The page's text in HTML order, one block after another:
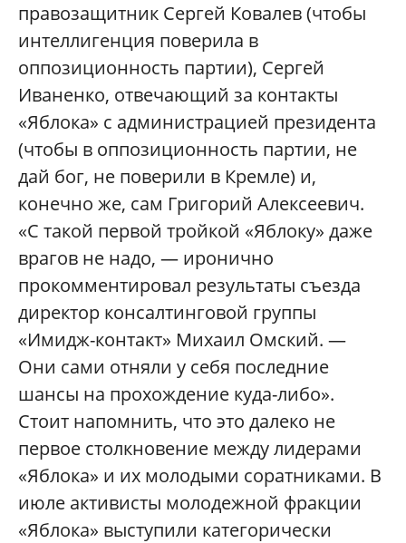
правозащитник Сергей Ковалев (чтобы
интеллигенция поверила в
оппозиционность партии), Сергей
Иваненко, отвечающий за контакты
«Яблока» с администрацией президента
(чтобы в оппозиционность партии, не
дай бог, не поверили в Кремле) и,
конечно же, сам Григорий Алексеевич.
«С такой первой тройкой «Яблоку» даже
врагов не надо, — иронично
прокомментировал результаты съезда
директор консалтинговой группы
«Имидж-контакт» Михаил Омский. —
Они сами отняли у себя последние
шансы на прохождение куда-либо».
Стоит напомнить, что это далеко не
первое столкновение между лидерами
«Яблока» и их молодыми соратниками. В
июле активисты молодежной фракции
«Яблока» выступили категорически